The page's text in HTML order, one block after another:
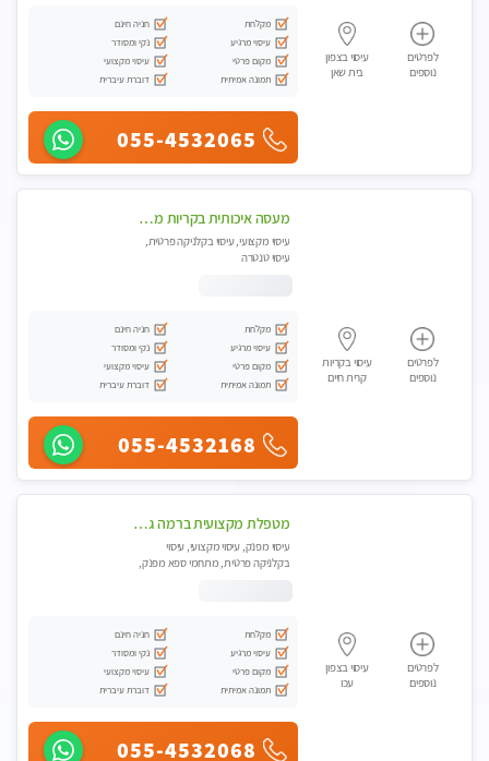
לפרטים
נוספים
עיסוי בצפון
בית שאן
מקלחת
חניה חינם
עיסוי מרגיע
נקי ומסודר
מקום פרטי
עיסוי מקצועי
תמונה אמיתית
דוברת עיברית
055-4532065
לפרטים
נוספים
עיסוי בקריות
קרית חיים
מעסה איכותית בקריות מקצועית ומפנקת
עיסוי מקצועי, עיסוי בקלניקה פרטית,
עיסוי טנטרה
מקלחת
חניה חינם
עיסוי מרגיע
נקי ומסודר
מקום פרטי
עיסוי מקצועי
תמונה אמיתית
דוברת עיברית
055-4532168
לפרטים
נוספים
עיסוי בצפון
עכו
מטפלת מקצועית ברמה גבוהה מומלץ מאוד !!! . . highly recommended -אין פרטים נוספים במקום -ללא מין !!
עיסוי מפנק, עיסוי מקצועי, עיסוי
בקלניקה פרטית, מתחמי ספא מפנק,
מקלחת
חניה חינם
עיסוי מרגיע
נקי ומסודר
מקום פרטי
עיסוי מקצועי
תמונה אמיתית
דוברת עיברית
055-4532068